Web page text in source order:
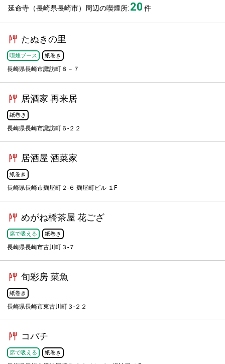
延命寺（長崎県長崎市）周辺の喫煙所: 20件
たぬきの里
喫煙ブース 紙巻き
長崎県長崎市諏訪町８－７
居酒家 再来居
紙巻き
長崎県長崎市諏訪町６-２２
居酒屋 酒菜家
紙巻き
長崎県長崎市麹屋町２-６ 麹屋町ビル １F
めがね橋茶屋 花ござ
席で吸える 紙巻き
長崎県長崎市古川町３-７
旬彩房 菜魚
紙巻き
長崎県長崎市東古川町３-２２
コバチ
席で吸える 紙巻き